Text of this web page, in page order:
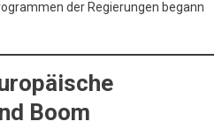
der Regierungen begann
Boom